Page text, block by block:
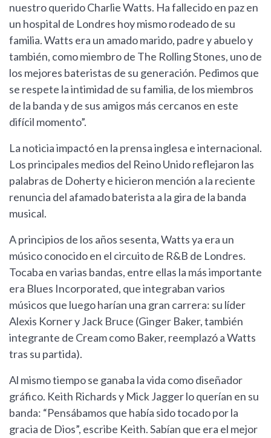
nuestro querido Charlie Watts. Ha fallecido en paz en
un hospital de Londres hoy mismo rodeado de su
familia. Watts era un amado marido, padre y abuelo y
también, como miembro de The Rolling Stones, uno de
los mejores bateristas de su generación. Pedimos que
se respete la intimidad de su familia, de los miembros
de la banda y de sus amigos más cercanos en este
difícil momento”.
La noticia impactó en la prensa inglesa e internacional.
Los principales medios del Reino Unido reflejaron las
palabras de Doherty e hicieron mención a la reciente
renuncia del afamado baterista a la gira de la banda
musical.
A principios de los años sesenta, Watts ya era un
músico conocido en el circuito de R&B de Londres.
Tocaba en varias bandas, entre ellas la más importante
era Blues Incorporated, que integraban varios
músicos que luego harían una gran carrera: su líder
Alexis Korner y Jack Bruce (Ginger Baker, también
integrante de Cream como Baker, reemplazó a Watts
tras su partida).
Al mismo tiempo se ganaba la vida como diseñador
gráfico. Keith Richards y Mick Jagger lo querían en su
banda: “Pensábamos que había sido tocado por la
gracia de Dios”, escribe Keith. Sabían que era el mejor